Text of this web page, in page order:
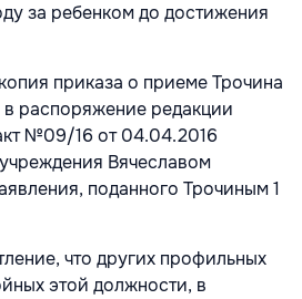
за ребенком до достижения
приказа о приеме Трочина
распоряжение редакции
№09/16 от 04.04.2016
Вячеславом
поданного Трочиным 1
что других профильных
этой должности, в